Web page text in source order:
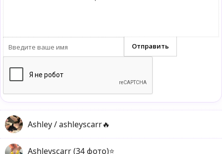
Ashley / ashleyscarr🔥
Ashleyscarr (34 фото)⭐️